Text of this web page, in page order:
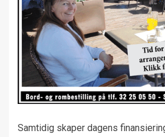
Samtidig skaper dagens